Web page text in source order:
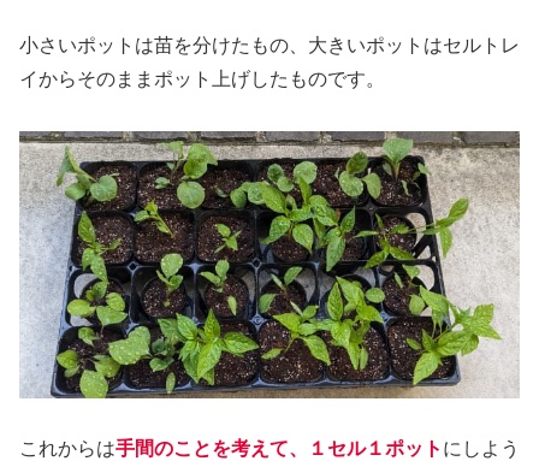
小さいポットは苗を分けたもの、大きいポットはセルトレ
イからそのままポット上げしたものです。
これからは手間のことを考えて、１セル１ポット にしよう